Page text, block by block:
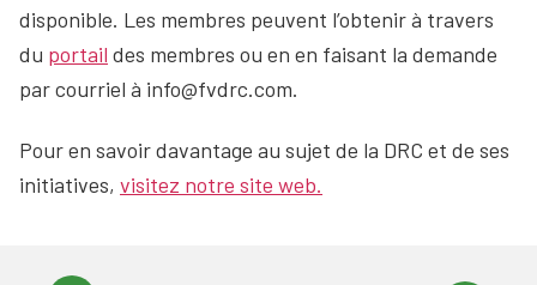
disponible. Les membres peuvent l’obtenir à travers
du portail des membres ou en en faisant la demande
par courriel à info@fvdrc.com.
Pour en savoir davantage au sujet de la DRC et de ses
initiatives, visitez notre site web.